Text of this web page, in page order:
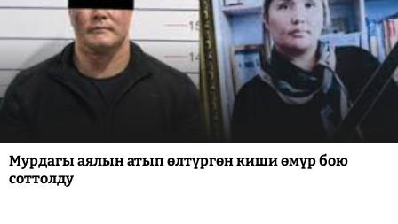
Мурдагы аялын атып өлтүргөн киши өмүр бою
соттолду